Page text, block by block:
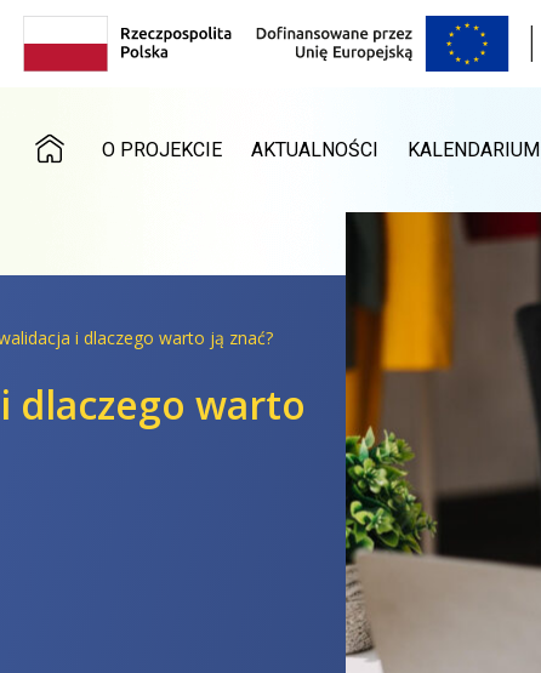
STRONA GŁÓWNA
O PROJEKCIE AKTUALNOŚCI KALENDARIUM
i dlaczego warto ją znać?
dlaczego warto